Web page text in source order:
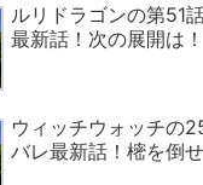
ルリドラゴンの第51
最新話！次の展開は
ウィッチウォッチの
バレ最新話！樒を倒